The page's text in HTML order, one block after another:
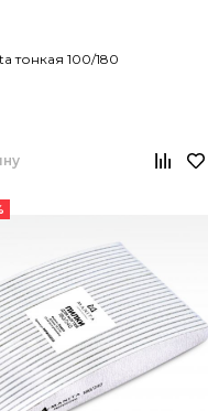
тонкая 100/180